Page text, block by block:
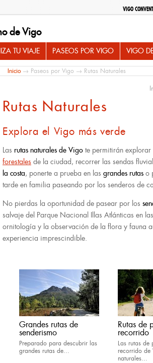
VIGO
de Vigo
TU VIAJE PASEOS POR VIGO VIGO
Inicio→ Paseos por Vigo → Rutas Naturales
Rutas Naturales
Explora el Vigo más verde
Las rutas naturales de Vigo te permitirán explorar
forestales de la ciudad, recorrer las sendas
la costa, ponerte a prueba en las grandes rutas o
tarde en familia paseando por los senderos de
No pierdas la oportunidad de pasear por los
salvaje del Parque Nacional Illas Atlánticas en las
ornitología y la observación de la flora y fauna
experiencia imprescindible.
Grandes rutas de
senderismo
Preparado para descubrir las
grandes rutas de...
Rutas de
recorrido
Las rutas de
recorrido de
naturales...